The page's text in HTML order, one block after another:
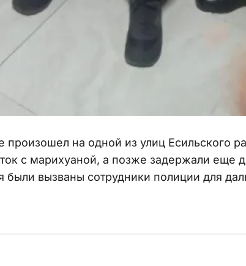
произошел на одной из улиц Есильского
с марихуаной, а позже задержали еще
были вызваны сотрудники полиции для